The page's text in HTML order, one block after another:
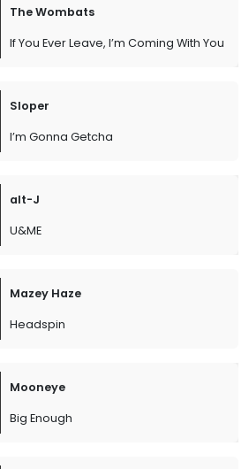
The Wombats
If You Ever Leave, I’m Coming With You
Sloper
I’m Gonna Getcha
alt-J
U&ME
Mazey Haze
Headspin
Mooneye
Big Enough